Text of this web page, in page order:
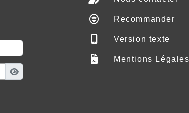
Recommander
Version texte
Mentions Légales